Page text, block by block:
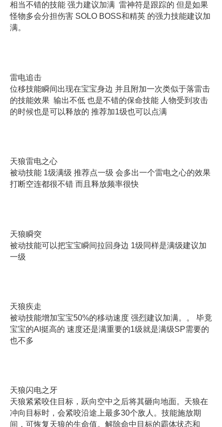
相当不错的技能 强力建议加满 雷神符是跟踪的 但是如果
怪物多会分担伤害 SOLO BOSS和精英 的强力技能建议加
满。
雷电追击
位移技能瞬间出现在宝宝身边 并且附加一次类似于落雷击
的技能效果 输出不低 也是不错的保命技能 人物受到攻击
的时候也是可以释放的 推荐加1级也可以点满
天狼雷电之心
被动技能 1级满级 推荐点一级 会多出一个雷电之心的效果
打断空连都很不错 而且释放频率很快
天狼瞬突
被动技能可以把宝宝瞬间拉回身边 1级同样是满级建议加
一级
天狼疾走
被动技能增加宝宝50%的移动速度 强烈建议加满。。 毕竟
宝宝的AI挺高的 速度还是满重要的1级就是满级SP需要的
也不多
天狼闪电之牙
天狼紧紧咬住目标，跃向空中之后将其砸向地面。天狼在
冲向目标时，会紧咬沿途上最多30个敌人。技能施放期
间，可恢复天狼的生命值。解除命中目标的霸体状态和